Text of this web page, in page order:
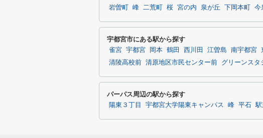
岩曽町
峰 二荒町 桜 宮の内 泉が丘 下岡本町 今
宇都宮市にある駅から探す
雀宮 宇都宮 岡本 鶴田 西川田 江曽島 南宇都宮
清陵高校前 清原地区市民センター前 グリーンスタ
パーパス周辺の駅から探す
陽東３丁目 宇都宮大学陽東キャンパス 峰 平石